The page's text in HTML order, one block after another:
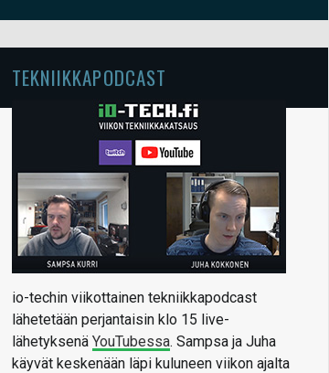
TEKNIIKKAPODCAST
io-techin viikottainen tekniikkapodcast
lähetetään perjantaisin klo 15 live-
lähetyksenä YouTubessa. Sampsa ja Juha
käyvät keskenään läpi kuluneen viikon ajalta